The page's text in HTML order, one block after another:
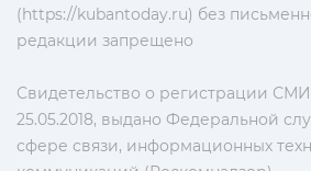
(https://kubantoday.ru) без
редакции запрещено
Свидетельство о регистрации
25.05.2018, выдано Федеральной
сфере связи, информационных